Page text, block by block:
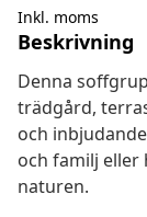
Inkl. moms
Beskrivning
Denna
trädgård,
och
och familj eller
naturen.